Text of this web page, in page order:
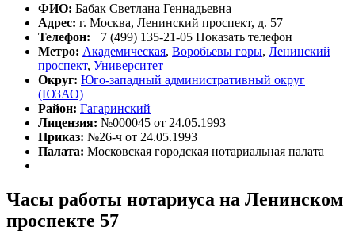
ФИО: Бабак Светлана Геннадьевна
Адрес: г. Москва, Ленинский проспект, д. 57
Телефон: +7 (499) 135-21-05 Показать телефон
Метро: Академическая, Воробьевы горы, Ленинский
проспект, Университет
Округ: Юго-западный административный округ
(ЮЗАО)
Район: Гагаринский
Лицензия: №000045 от 24.05.1993
Приказ: №26-ч от 24.05.1993
Палата: Московская городская нотариальная палата
Часы работы нотариуса на Ленинском
проспекте 57